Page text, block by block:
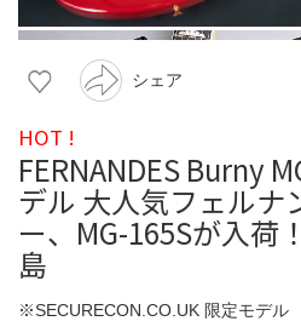
シェア
HOT !
FERNANDES Burny
デル 大人気フェルナ
ー、MG-165Sが入荷
島
※SECURECON.CO.UK 限定モデル